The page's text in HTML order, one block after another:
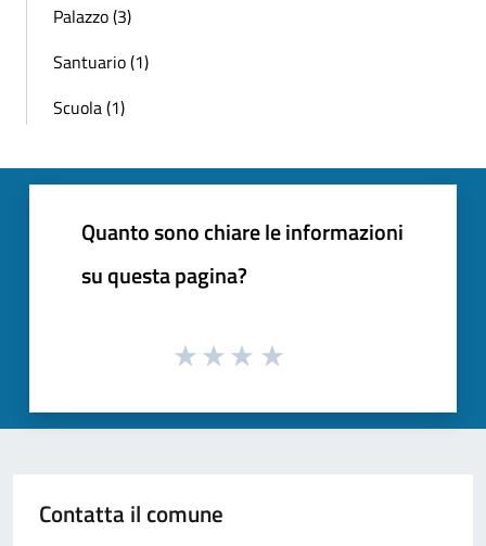
Palazzo (3)
Santuario (1)
Scuola (1)
Quanto sono chiare le informazioni
su questa pagina?
Contatta il comune